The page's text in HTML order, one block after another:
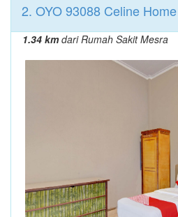
2. OYO 93088 Celine
1.34 kmdari Rumah Sakit Mesra